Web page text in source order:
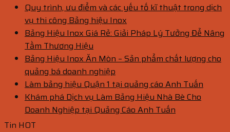
Quy trình, ưu điểm và các yếu tố kĩ thuật trong dịch
vụ thi công Bảng hiệu Inox
Bảng Hiệu Inox Giá Rẻ: Giải Pháp Lý Tưởng Để Nâng
Tầm Thương Hiệu
Bảng Hiệu Inox Ăn Mòn – Sản phẩm chất lượng cho
quảng bá doanh nghiệp
Làm bảng hiệu Quận 1 tại quảng cáo Anh Tuấn
Khám phá Dịch vụ Làm Bảng Hiệu Nhà Bè Cho
Doanh Nghiệp tại Quảng Cáo Anh Tuấn
Tin HOT